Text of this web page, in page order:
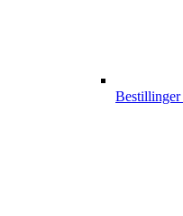
Bestillinger